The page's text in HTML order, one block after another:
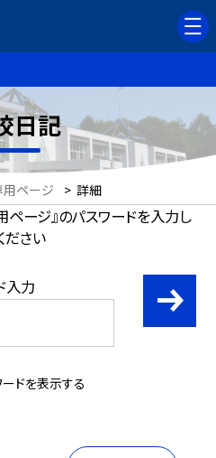
日記
用ページ > 詳細
ページ』のパスワードを入力し
ださい
入力
ードを表示する